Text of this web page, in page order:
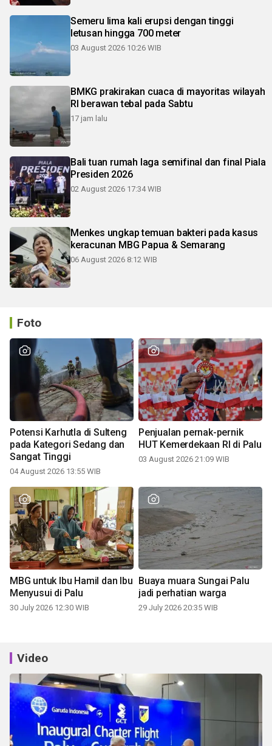
Semeru lima kali erupsi dengan tinggi
letusan hingga 700 meter
03 August 2026 10:26 WIB
BMKG prakirakan cuaca di mayoritas wilayah
RI berawan tebal pada Sabtu
17 jam lalu
Bali tuan rumah laga semifinal dan final Piala
Presiden 2026
02 August 2026 17:34 WIB
Menkes ungkap temuan bakteri pada kasus
keracunan MBG Papua & Semarang
06 August 2026 8:12 WIB
Foto
Potensi Karhutla di Sulteng
pada Kategori Sedang dan
Sangat Tinggi
04 August 2026 13:55 WIB
Penjualan pernak-pernik
HUT Kemerdekaan RI di Palu
03 August 2026 21:09 WIB
MBG untuk Ibu Hamil dan Ibu
Menyusui di Palu
30 July 2026 12:30 WIB
Buaya muara Sungai Palu
jadi perhatian warga
29 July 2026 20:35 WIB
Video